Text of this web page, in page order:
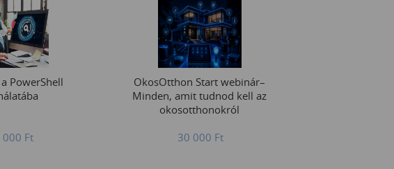
PowerShell
000 Ft
OkosOtthon Start webinár–
Minden, amit tudnod kell az
okosotthonokról
30 000 Ft